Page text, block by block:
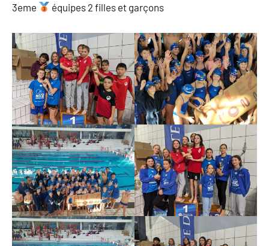
3eme équipes 2 filles et garçons